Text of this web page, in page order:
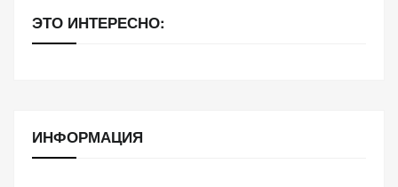
ЭТО ИНТЕРЕСНО:
ИНФОРМАЦИЯ